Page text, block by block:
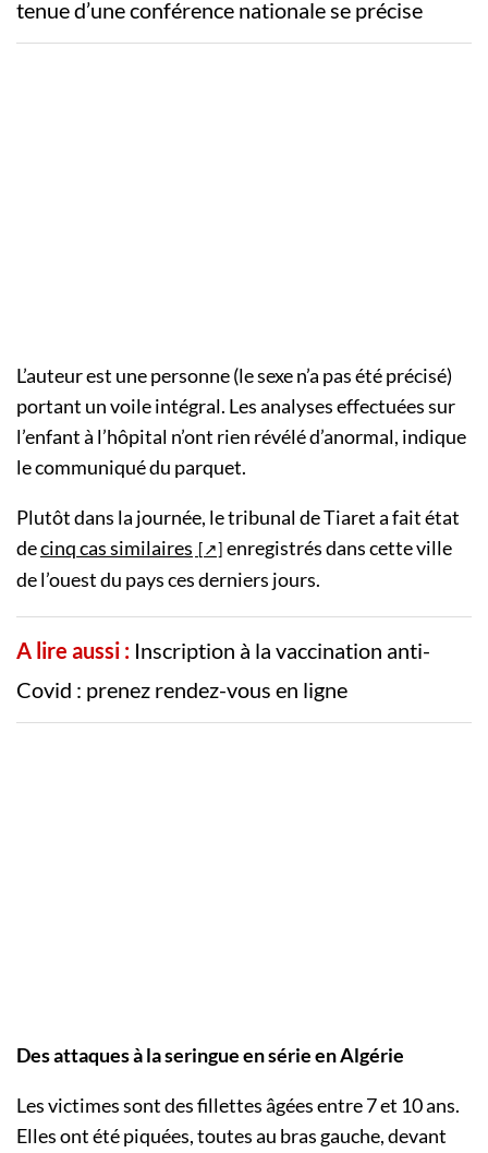
tenue d’une conférence nationale se précise
L’auteur est une personne (le sexe n’a pas été précisé)
portant un voile intégral. Les analyses effectuées sur
l’enfant à l’hôpital n’ont rien révélé d’anormal, indique
le communiqué du parquet.
Plutôt dans la journée, le tribunal de Tiaret a fait état
decinq cas similaires
enregistrés dans cette ville
de l’ouest du pays ces derniers jours.
A lire aussi : Inscription à la vaccination anti-
Covid : prenez rendez-vous en ligne
Des attaques à la seringue en série en Algérie
Les victimes sont des fillettes âgées entre 7 et 10 ans.
Elles ont été piquées, toutes au bras gauche, devant